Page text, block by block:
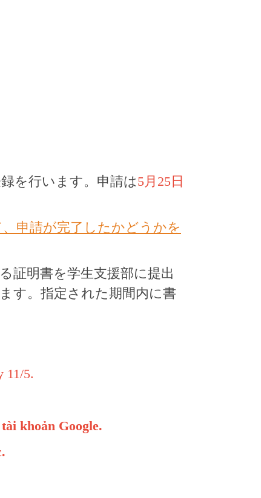
を行います。申請は5月25日
申請が完了したかどうかを
証明書を学生支援部に提出
す。指定された期間内に書
11/5.
khoản Google.